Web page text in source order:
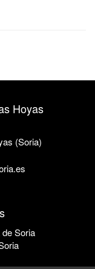
Hoyas
(Soria)
Soria